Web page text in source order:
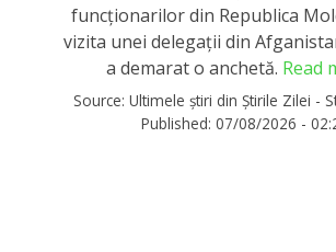
funcționarilor din Republica
vizita unei delegații din
a demarat o anchetă. Read
Source: Ultimele știri din Știrile Zilei -
Published: 07/08/2026 -